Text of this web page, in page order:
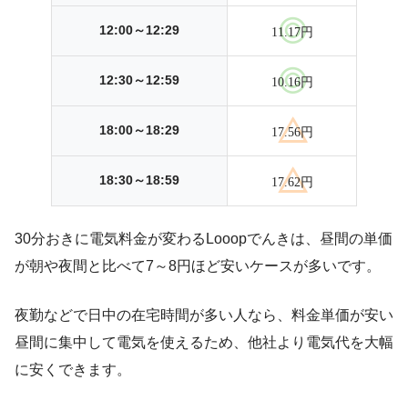
12:00～12:29 11.17円
12:30～12:59 10.16円
18:00～18:29 17.56円
18:30～18:59 17.62円
30分おきに電気料金が変わるLooopでんきは、昼間の単価
が朝や夜間と比べて7～8円ほど安いケースが多いです。
夜勤などで日中の在宅時間が多い人なら、料金単価が安い
昼間に集中して電気を使えるため、他社より電気代を大幅
に安くできます。